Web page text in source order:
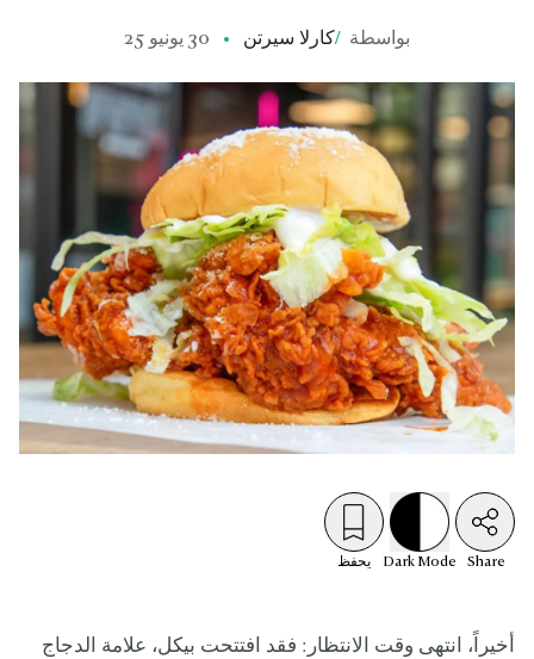
بواسطة /كارلا سيرتن 30 يونيو 25
Share
Dark Mode يحفظ
أخيراً، انتهى وقت الانتظار: فقد افتتحت بيكل، علامة الدجاج